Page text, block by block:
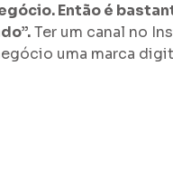
Então é
Ter um canal no
uma marca